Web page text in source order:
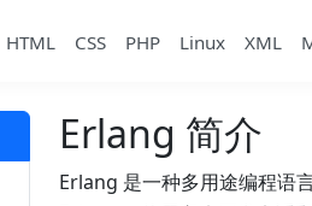
HTML CSS PHP Linux XML
Erlang 简介
Erlang 是一种多用途编程语